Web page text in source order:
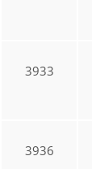
3933
3936